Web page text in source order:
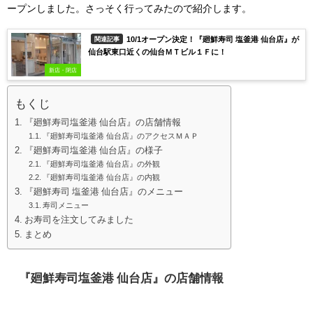
ープンしました。さっそく行ってみたので紹介します。
新店・閉店
関連記事
10/1オープン決定！『廻鮮寿司 塩釜港 仙台店』が
仙台駅東口近くの仙台ＭＴビル１Ｆに！
もくじ
『廻鮮寿司塩釜港 仙台店』の店舗情報
『廻鮮寿司塩釜港 仙台店』のアクセスＭＡＰ
『廻鮮寿司塩釜港 仙台店』の様子
『廻鮮寿司塩釜港 仙台店』の外観
『廻鮮寿司塩釜港 仙台店』の内観
『廻鮮寿司 塩釜港 仙台店』のメニュー
寿司メニュー
お寿司を注文してみました
まとめ
『廻鮮寿司塩釜港 仙台店』の店舗情報